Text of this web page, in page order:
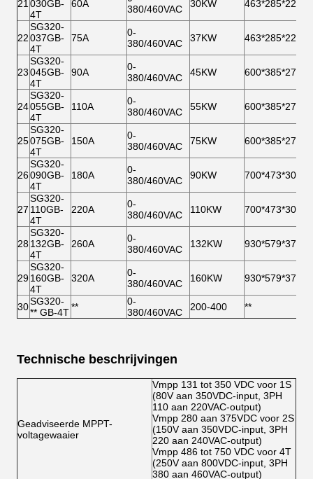
21030GB-
4T
60A
380/460VAC
30KW 463*285*225
22
SG320-
037GB-
4T
75A
0-
380/460VAC
37KW 463*285*225
23
SG320-
045GB-
4T
90A
0-
380/460VAC
45KW 600*385*270
24
SG320-
055GB-
4T
110A
0-
380/460VAC
55KW 600*385*270
25
SG320-
075GB-
4T
150A
0-
380/460VAC
75KW 600*385*270
26
SG320-
090GB-
4T
180A
0-
380/460VAC
90KW 700*473*307
27
SG320-
110GB-
4T
220A
0-
380/460VAC
110KW 700*473*307
28
SG320-
132GB-
4T
260A
0-
380/460VAC
132KW 930*579*375
29
SG320-
160GB-
4T
320A
0-
380/460VAC
160KW 930*579*375
30SG320-
** GB-4T**
0-
380/460VAC
200-400 **
Technische beschrijvingen
Geadviseerde MPPT-
voltagewaaier
Vmpp 131 tot 350 VDC voor 1S
(80V aan 350VDC-input, 3PH
110 aan 220VAC-output)
Vmpp 280 aan 375VDC voor 2S
(150V aan 350VDC-input, 3PH
220 aan 240VAC-output)
Vmpp 486 tot 750 VDC voor 4T
(250V aan 800VDC-input, 3PH
380 aan 460VAC-output)